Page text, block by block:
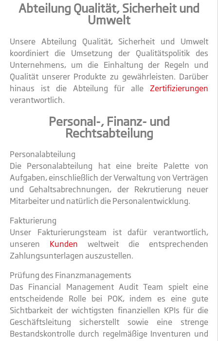
Abteilung Qualität, Sicherheit und
Umwelt
Unsere Abteilung Qualität, Sicherheit und Umwelt
koordiniert die Umsetzung der Qualitätspolitik des
Unternehmens, um die Einhaltung der Regeln und
Qualität unserer Produkte zu gewährleisten. Darüber
hinaus ist die Abteilung für alle Zertifizierungen
verantwortlich.
Personal-, Finanz- und
Rechtsabteilung
Personalabteilung
Die Personalabteilung hat eine breite Palette von
Aufgaben, einschließlich der Verwaltung von Verträgen
und Gehaltsabrechnungen, der Rekrutierung neuer
Mitarbeiter und natürlich die Personalentwicklung.
Fakturierung
Unser Fakturierungsteam ist dafür verantwortlich,
unseren Kunden weltweit die entsprechenden
Zahlungsunterlagen auszustellen.
Prüfung des Finanzmanagements
Das Financial Management Audit Team spielt eine
entscheidende Rolle bei POK, indem es eine gute
Sichtbarkeit der wichtigsten finanziellen KPIs für die
Geschäftsleitung sicherstellt sowie eine strenge
Bestandskontrolle durch regelmäßige Inventuren und